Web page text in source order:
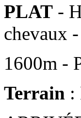
PLAT -
chevaux
1600m -
Terrain :